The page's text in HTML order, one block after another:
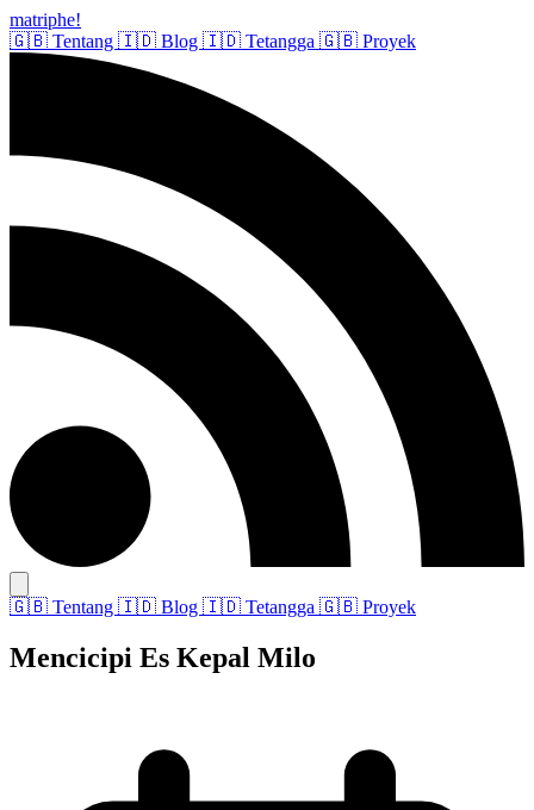
matriphe!
🇬🇧 Tentang 🇮🇩 Blog 🇮🇩 Tetangga 🇬🇧 Proyek
🇬🇧 Tentang 🇮🇩 Blog 🇮🇩 Tetangga 🇬🇧 Proyek
Mencicipi Es Kepal Milo